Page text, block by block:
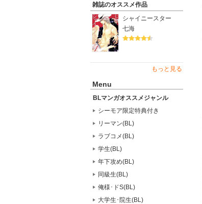
雑誌のオススメ作品
シャイニースター
七海
もっと見る
Menu
BLマンガオススメジャンル
シーモア限定特典付き
リーマン(BL)
ラブコメ(BL)
学生(BL)
年下攻め(BL)
同級生(BL)
俺様･ドS(BL)
大学生･院生(BL)